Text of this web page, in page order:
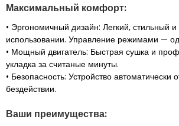
Максимальный комфорт:
• Эргономичный дизайн: Легкий, стильный
использовании. Управление режимами —
• Мощный двигатель: Быстрая сушка и
укладка за считаные минуты.
• Безопасность: Устройство автоматически
бездействии.
Ваши преимущества: